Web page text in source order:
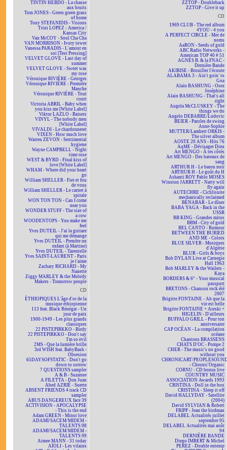
TINTIN HEBDO - La chasse
aux bruits
Tom JONES - Green green grass
of home
Tony STEFANIDIS - Visions
Trini LOPEZ - America /
Kansas City
Van McCOY - Soul Cha Cha
VAN MORRISON - Ivory tower
Vanessa PARADIS - L'amour en
soi [Test Pressing]
VELVET GLOVE - Last day of
summer
VELVET GLOVE - Sweet was
my rose
Véronique RIVIÈRE - Georges
Véronique RIVIÈRE - Première
Manche
Véronique RIVIÈRE - Tout
court
Victoria ABRIL - Baby when
you kiss me [White Label]
Viktor LAZLO - Baisers
VINYL - The nobody men
[White Label]
VIVALDI - Le chardonneret
VIXEN - How much love
Warren ZEVON - Sentimental
hygiene
Wayne CAMPBELL - Night
time rose
WEST & BYRD - Final kiss of
love [White Label]
WHAM - Where did your heart
go
William SHELLER - Fier et fou
de vous
William SHELLER - Le carnet à
spirale
WON TON TON - Can I come
near you
WONDER STUFF - The size of
a cow
WOODENTOPS - You make me
feel
Yves DUTEIL - J'ai la guitare
qui me démange
Yves DUTEIL - Prendre un
enfant (à Martine)
Yves DUTEIL - Tarentelle
Yves SAINT-LAURENT - Paris
je t'aime
Zachary RICHARD - My
Nanette
Ziggy MARLEY & the Melody
Makers - Tomorrow people
CD
ÉTHIOPIQUES L'âge d'or de la
musique éthiopienne
113 feat. Black Rénégat - Un
jour de paix
1900-1949 - Les plus grands
classiques
22 PISTEPIRKKO - Birdy
22 PISTEPIRKKO - Don't say
I'm so evil
2MS - Que la lumière brille
3rd WISH feat. BabyBash -
Obsesion
65DAYSOFSTATIC - Don't go
down to sorrow
7 QUESTIONS sampler
A & B - Suzanne
A FILETTA - Don Juan
Abed AZRIÉ - Suerte
ABSENT FRIENDS 4 track CD
sampler
ABUS DANGEREUX face 39
ACTIVISION - APOCALYPSE
- This is the end
Adam GREEN - Minor love
ADAMI/SACEM/MIDEM -
TALENTS 98
ADAMI/SACEM/MIDEM -
TALENTS 99
Aimee MANN - 31 today
AÏOLI - Les vilains
ZZTOP - Doubleback
ZZTOP - Give it up
CD
1969 CLUB - The red album
4YOU - 4 you
A PERFECT CIRCLE - Mer de
noms
AaRON - Seeds of gold
ABC Radio Networks -
American TOP 40 # 51
AGNÈS B. & la FNAC -
Dernière Bande
AKIRISE - Brouiller l'écoute
ALABAMA 3 - Ain't goin' to
Goa
Alain BASHUNG - Osez
Joséphine
Alain BASHUNG - That's all
right
Angela McCLUSKEY - The
things we do
Angelo DEBARRE/Ludovic
BEIER - Paroles de swing
Anne-Sophie
MUTTER/Lambert ORKIS -
The silver album
AOSTE 20 ANS - Hits 76
AqME - Dévisager Dieu
Art MENGO - À tes côtés
Art MENGO - Des bateaux de
sang
ARTHUR H - Le baron noir
ARTHUR H - Le goût du H
Ashanti ROY Pablo MOSES
Winston JARRETT - Natty will
fly again
AUTECHRE - Cichlisuite
mechanically reclaimed
BÉNABAR - Le dîner
BABA YAGA - Back in the
USSR
BB KING - Grandes mitos
BBM - City of gold
BEL CANTO - Rumour
BETWEEN THE BURIED
AND ME - Colors
BLUE SILVER - Musiques
d'Algérie
BLUR - Girls & boys
Bob DYLAN Live at Carnegie
Hall 1963
Bob MARLEY & the Wailers -
Kaya
BORDERS & 6° - Your musical
passport
BRETONS - Chanson rock été
2007
Brigitte FONTAINE - Ah que la
vie est belle
Brigitte FONTAINE + Areski +
HIGELIN - D'ailleurs
BUFFALO GRILL - Pour ton
anniversaire
CAP OCÉAN - La compilation
océane
Chantons BRASSENS
CHATS D'OC - Pompe 2
CHER - The music's no good
without you
CHRONICART/
- Chronic'Organic
CORNU - CD bonus live
COUNTRY MUSIC
ASSOCIATION Awards 1993
CRISTINA - Doll in the box
CRISTINA - Sleep it off
David HALLYDAY - Satellite
(2004)
David SYLVIAN & Robert
FRIPP - Jean the birdman
DELABEL Actualités juillet
septembre 95
DELABEL Actualités mai août
94
DERNIÈRE BANDE
Diego IMBERT & Michel
PEREZ - Double entente